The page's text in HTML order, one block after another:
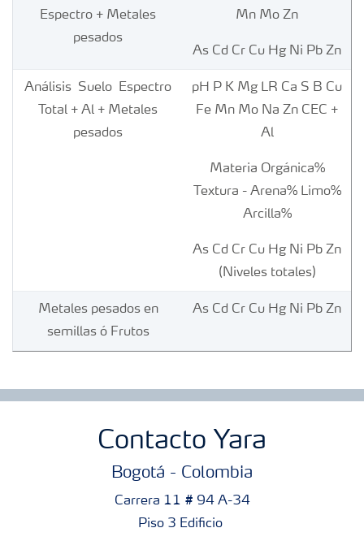
Espectro + Metales
pesados
Mn Mo Zn​
As Cd Cr Cu Hg Ni Pb Zn​
Análisis Suelo Espectro
Total + Al + Metales
pesados
pH P K Mg LR Ca S B Cu
Fe Mn Mo Na Zn CEC​ +
Al
Materia Orgánica%​
Textura - Arena% Limo%
Arcilla%
As Cd Cr Cu Hg Ni Pb Zn​
(Niveles totales)
Metales pesados en
semillas ó Frutos
As Cd Cr Cu Hg Ni Pb Zn
Contacto Yara
Bogotá - Colombia
Carrera 11 # 94 A-34
Piso 3 Edificio